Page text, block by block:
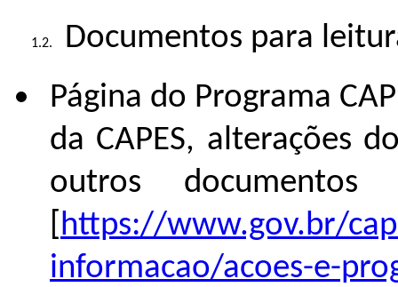
Documentos para
Página do Programa
da CAPES, alterações
outros documentos
https://www.gov.br/
informacao/acoes-e-